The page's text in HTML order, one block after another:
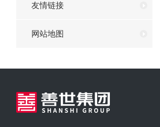
友情链接
网站地图